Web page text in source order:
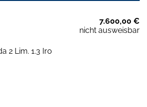
7.600,00 €
nicht ausweisbar